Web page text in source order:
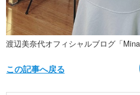
渡辺美奈代オフィシャルブログ「
この記事へ戻る